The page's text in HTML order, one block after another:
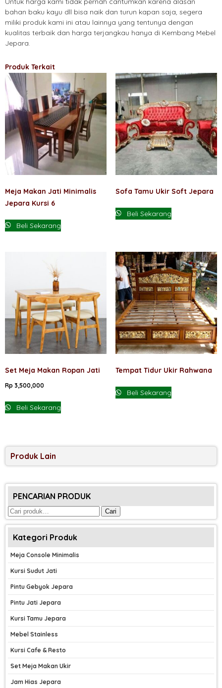
bahan baku kayu dll bisa naik dan turun kapan saja, segera
miliki produk kami ini atau lainnya yang tentunya dengan
kualitas terbaik dan harga terjangkau hanya di Kembang Mebel
Jepara.
Produk Terkait
Meja Makan Jati Minimalis
Jepara Kursi 6
Beli Sekarang
Sofa Tamu Ukir Soft Jepara
Beli Sekarang
Set Meja Makan Ropan Jati
Rp 3,500,000
Beli Sekarang
Tempat Tidur Ukir Rahwana
Beli Sekarang
Produk Lain
PENCARIAN PRODUK
Pencarian
untuk:
Cari
Kategori Produk
Meja Console Minimalis
Kursi Sudut Jati
Pintu Gebyok Jepara
Pintu Jati Jepara
Kursi Tamu Jepara
Mebel Stainless
Kursi Cafe & Resto
Set Meja Makan Ukir
Jam Hias Jepara